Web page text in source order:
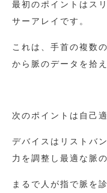
最初のポイントはス
サーアレイです。
これは、手首の複数
から脈のデータを拾
次のポイントは自己
デバイスはリストバ
力を調整し最適な脈
まるで人が指で脈を